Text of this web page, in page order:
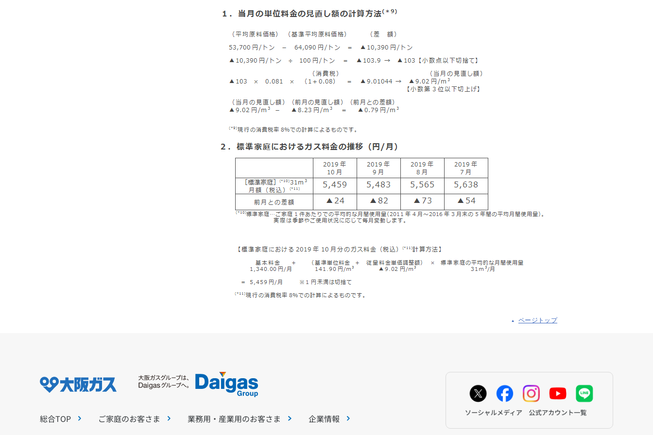
ページトップ
総合TOP ご家庭のお客さま 業務用・産業用のお客さま 企業情報